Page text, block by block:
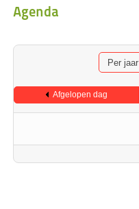
Agenda
Per jaar
Afgelopen dag